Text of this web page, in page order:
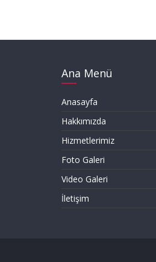
ş
e
,
K
r
k
u
Ana Menü
Anasayfa
Hakkımızda
Hizmetlerimiz
Foto Galeri
Video Galeri
İletişim